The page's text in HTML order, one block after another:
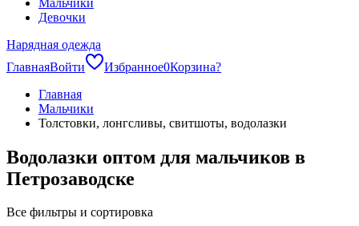
Девочки
Нарядная одежда
ГлавнаяВойти Избранное0Корзина?
Главная
Мальчики
Толстовки, лонгсливы, свитшоты, водолазки
Водолазки оптом для мальчиков в
Петрозаводске
Все фильтры и сортировка